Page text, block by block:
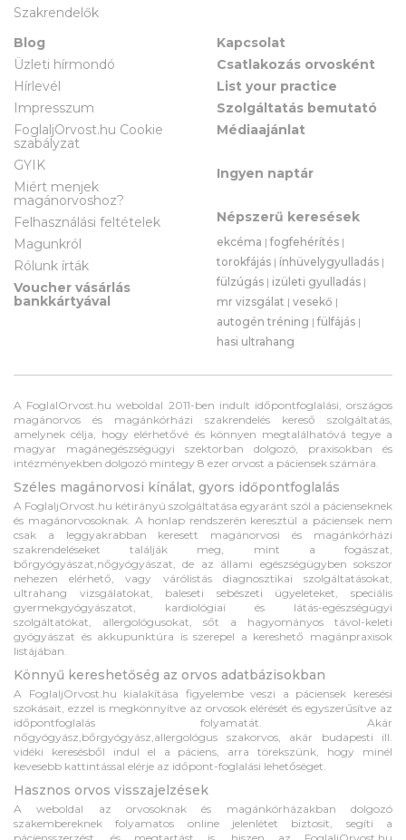
Szakrendelők
Blog
Üzleti hírmondó
Hírlevél
Impresszum
FoglaljOrvost.hu Cookie
szabályzat
GYIK
Miért menjek
magánorvoshoz?
Felhasználási feltételek
Magunkról
Rólunk írták
Voucher vásárlás
bankkártyával
Kapcsolat
Csatlakozás orvosként
List your practice
Szolgáltatás bemutató
Médiaajánlat
Ingyen naptár
Népszerű keresések
ekcéma |fogfehérítés |
torokfájás | ínhüvelygyulladás |
fülzúgás | izületi gyulladás |
mr vizsgálat | vesekő |
autogén tréning |fülfájás |
hasi ultrahang
A FoglalOrvost.hu weboldal 2011-ben indult időpontfoglalási, országos
magánorvos és magánkórházi szakrendelés kereső szolgáltatás,
amelynek célja, hogy elérhetővé és könnyen megtalálhatóvá tegye a
magyar magánegészségügyi szektorban dolgozó, praxisokban és
intézményekben dolgozó mintegy 8 ezer orvost a páciensek számára.
Széles magánorvosi kínálat, gyors időpontfoglalás
A FoglaljOrvost.hu kétirányú szolgáltatása egyaránt szól a pácienseknek
és magánorvosoknak. A honlap rendszerén keresztül a páciensek nem
csak a leggyakrabban keresett magánorvosi és magánkórházi
szakrendeléseket találják meg, mint a fogászat,
bőrgyógyászat,nőgyógyászat, de az állami egészségügyben sokszor
nehezen elérhető, vagy várólistás diagnosztikai szolgáltatásokat,
ultrahang vizsgálatokat, baleseti sebészeti ügyeleteket, speciális
gyermekgyógyászatot, kardiológiai és látás-egészségügyi
szolgáltatókat, allergológusokat, sőt a hagyományos távol-keleti
gyógyászat és akkupunktúra is szerepel a kereshető magánpraxisok
listájában.
Könnyű kereshetőség az orvos adatbázisokban
A FoglaljOrvost.hu kialakítása figyelembe veszi a páciensek keresési
szokásait, ezzel is megkönnyítve az orvosok elérését és egyszerűsítve az
időpontfoglalás folyamatát. Akár
nőgyógyász,bőrgyógyász,allergológus szakorvos, akár budapesti ill.
vidéki keresésből indul el a páciens, arra törekszünk, hogy minél
kevesebb kattintással elérje az időpont-foglalási lehetőséget.
Hasznos orvos visszajelzések
A weboldal az orvosoknak és magánkórházakban dolgozó
szakembereknek folyamatos online jelenlétet biztosít, segíti a